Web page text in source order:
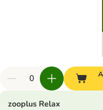
zooplus Relax